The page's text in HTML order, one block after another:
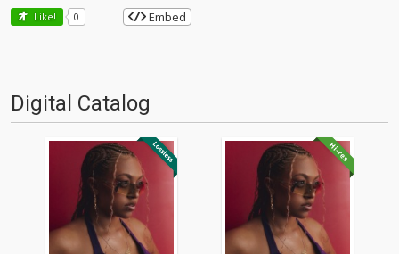
Like! 0 Embed
Digital Catalog